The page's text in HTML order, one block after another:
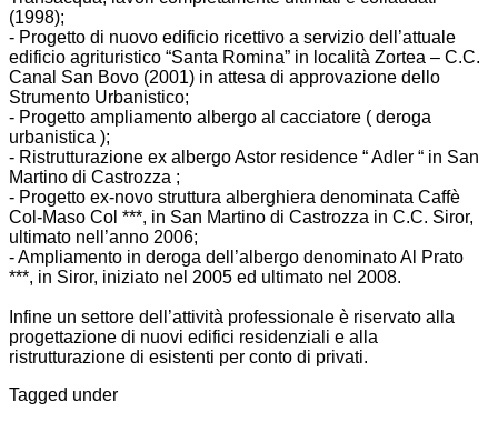
(1998);
- Progetto di nuovo edificio ricettivo a servizio dell’attuale
edificio agrituristico “Santa Romina” in località Zortea – C.C.
Canal San Bovo (2001) in attesa di approvazione dello
Strumento Urbanistico;
- Progetto ampliamento albergo al cacciatore ( deroga
urbanistica );
- Ristrutturazione ex albergo Astor residence “ Adler “ in San
Martino di Castrozza ;
- Progetto ex-novo struttura alberghiera denominata Caffè
Col-Maso Col ***, in San Martino di Castrozza in C.C. Siror,
ultimato nell’anno 2006;
- Ampliamento in deroga dell’albergo denominato Al Prato
***, in Siror, iniziato nel 2005 ed ultimato nel 2008.
Infine un settore dell’attività professionale è riservato alla
progettazione di nuovi edifici residenziali e alla
ristrutturazione di esistenti per conto di privati.
Tagged under